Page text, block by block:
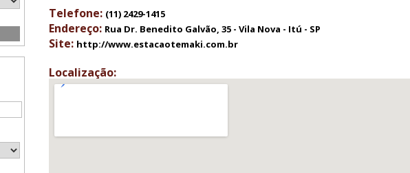
Telefone: (11) 2429-1415
Endereço: Rua Dr. Benedito Galvão, 35 - Vila Nova - Itú - SP
Site: http://www.estacaotemaki.com.br
Localização: